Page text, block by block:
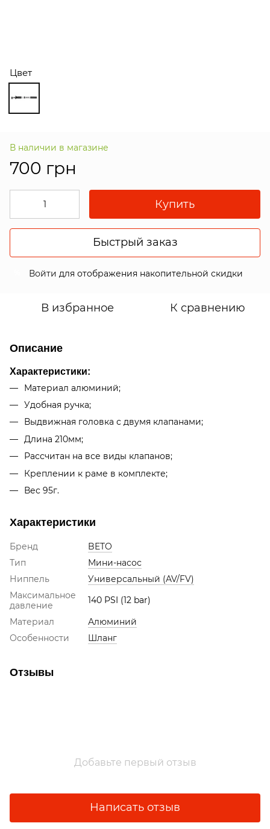
Цвет
В наличии в магазине
700 грн
Купить
Быстрый заказ
Войти для отображения накопительной скидки
В избранное К сравнению
Описание
Характеристики:
Материал алюминий;
Удобная ручка;
Выдвижная головка с двумя клапанами;
Длина 210мм;
Рассчитан на все виды клапанов;
Креплении к раме в комплекте;
Вес 95г.
Характеристики
Бренд
BETO
Тип
Мини-насос
Ниппель
Универсальный (AV/FV)
Максимальное
давление
140 PSI (12 bar)
Материал
Алюминий
Особенности
Шланг
Отзывы
Добавьте первый отзыв
Написать отзыв